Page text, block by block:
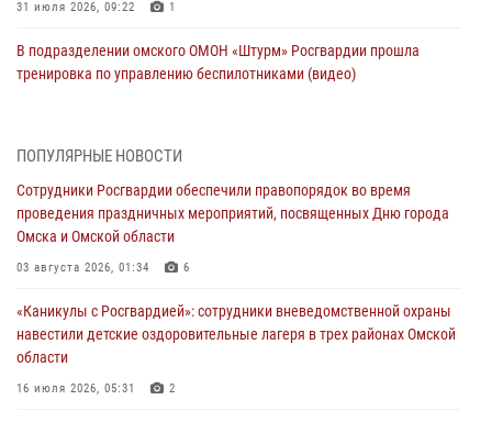
31 июля 2026, 09:22 1
В подразделении омского ОМОН «Штурм» Росгвардии прошла
тренировка по управлению беспилотниками (видео)
Росгвардия обеспечила безопасность уникального передвижного
29 июля 2026, 01:49
Росгвардейцы приняли участие в крестном ходе в День крещения
Руси в Омске
При содействии спецназа Росгвардии пресечены нарушения
миграционного законодательства в Омске (видео)
27 июля 2026, 07:54
ПОПУЛЯРНЫЕ НОВОСТИ
Сотрудники Росгвардии обеспечили правопорядок во время
проведения праздничных мероприятий, посвященных Дню города
Омска и Омской области
03 августа 2026, 01:34 6
«Каникулы с Росгвардией»: сотрудники вневедомственной охраны
навестили детские оздоровительные лагеря в трех районах Омской
области
16 июля 2026, 05:31 2